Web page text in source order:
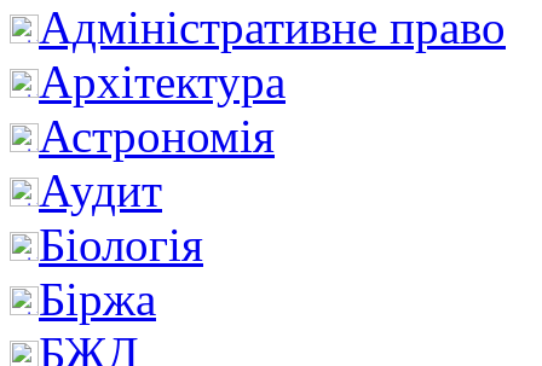
Адміністративне право
Архітектура
Астрономія
Аудит
Біологія
Біржа
БЖД